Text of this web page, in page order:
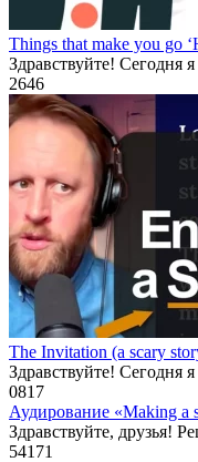
Things that make you go
Здравствуйте! Сегодня
2646
The Invitation (a scary
Здравствуйте! Сегодня
0817
Аудирование «Making a
Здравствуйте, друзья!
54171